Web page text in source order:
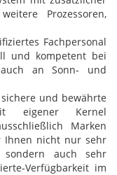
Prozessoren,
Fachpersonal
und kompetent bei
an Sonn- und
und bewährte
eigener Kernel
Marken
Ihnen nicht nur sehr
sondern auch sehr
Verfügbarkeit im